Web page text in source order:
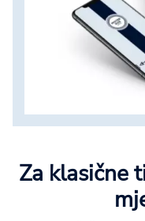
Za klasične